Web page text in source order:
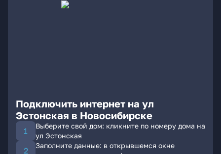
Подключить интернет на ул
Эстонская в Новосибирске
Выберите свой дом: кликните по номеру дома на
ул Эстонская
Заполните данные: в открывшемся окне